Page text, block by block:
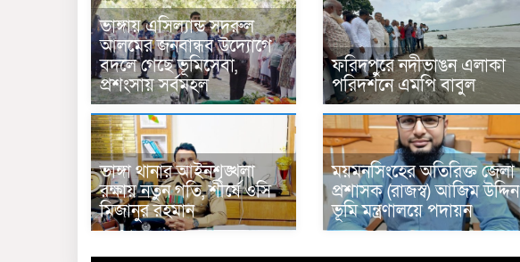
ভাঙ্গায় এসিল্যান্ড সদরুল
আলমের জনবান্ধব উদ্যোগে
বদলে গেছে ভূমিসেবা,
প্রশংসায় সর্বমহল
ফরিদপুরে নদীভাঙন এলাকা
পরিদর্শনে এমপি বাবুল
ভাঙ্গা থানার আইনশৃঙ্খলা
রক্ষায় নতুন গতি, শীর্ষে ওসি
মিজানুর রহমান
ময়মনসিংহের অতিরিক্ত জেলা
প্রশাসক (রাজস্ব) আজিম উদ্দিন
ভূমি মন্ত্রণালয়ে পদায়ন